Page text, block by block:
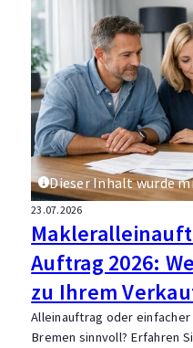
Dieser Inhalt wurde
23.07.2026
Auftrag 2026:
zu Ihrem
Alleinauftrag oder
Bremen sinnvoll? Erfahren